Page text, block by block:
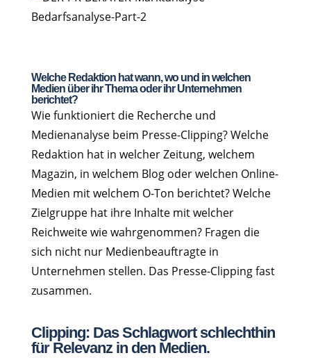
Welche Redaktion hat wann, wo und in welchen
Medien über ihr Thema oder ihr Unternehmen
berichtet?
Wie funktioniert die Recherche und
Medienanalyse beim Presse-Clipping? Welche
Redaktion hat in welcher Zeitung, welchem
Magazin, in welchem Blog oder welchen Online-
Medien mit welchem O-Ton berichtet? Welche
Zielgruppe hat ihre Inhalte mit welcher
Reichweite wie wahrgenommen? Fragen die
sich nicht nur Medienbeauftragte in
Unternehmen stellen. Das Presse-Clipping fast
zusammen.
Clipping: Das Schlagwort schlechthin
für Relevanz in den Medien.